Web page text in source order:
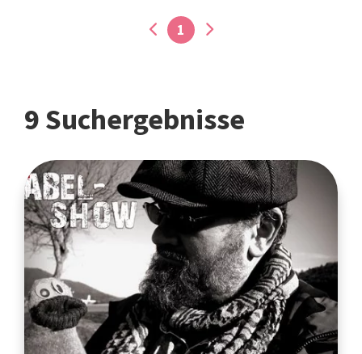
1
9 Suchergebnisse